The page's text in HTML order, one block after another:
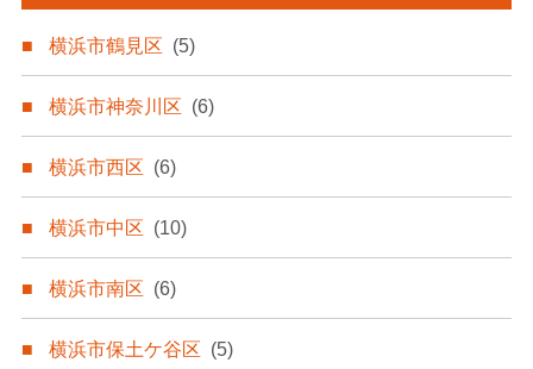
横浜市鶴見区 (5)
横浜市神奈川区 (6)
横浜市西区 (6)
横浜市中区 (10)
横浜市南区 (6)
横浜市保土ケ谷区 (5)